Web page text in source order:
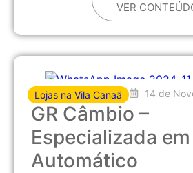
VER
Lojas na Vila Canaã 14 de
GR Câmbio –
Especializada
Automático